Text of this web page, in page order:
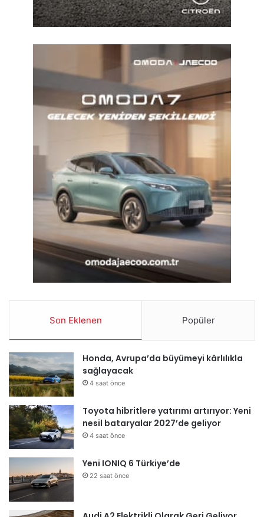
Son Eklenen Popüler
Honda, Avrupa’da büyümeyi kârlılıkla
sağlayacak
4 saat önce
Toyota hibritlere yatırımı artırıyor: Yeni
nesil bataryalar 2027’de geliyor
4 saat önce
Yeni IONIQ 6 Türkiye’de
22 saat önce